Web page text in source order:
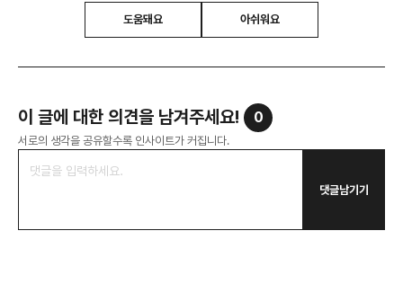
도움돼요 아쉬워요
이 글에 대한 의견을 남겨주세요! 0
서로의 생각을 공유할수록 인사이트가 커집니다.
댓글남기기